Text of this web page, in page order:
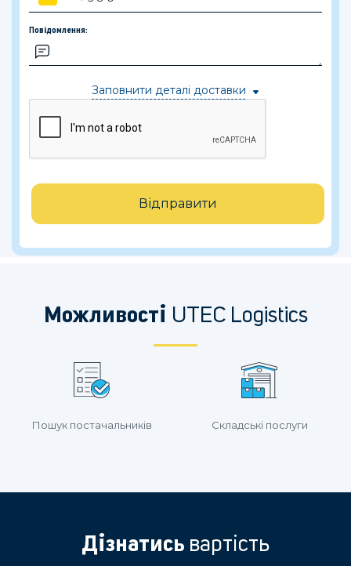
Повідомлення:
Заповнити деталі доставки
Відправити
Можливості UTEC Logistics
Пошук постачальників Складські послуги
Дізнатись вартість